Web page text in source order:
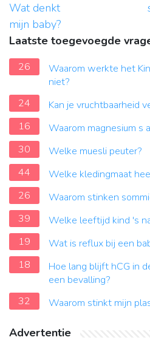
Wat denkt
mijn baby?
Laatste toegevoegde
26
Waarom werkte het
niet?
24
Kan je vruchtbaarheid
16
Waarom magnesium s
30
Welke muesli peuter?
44
Welke kledingmaat
26
Waarom stinken
39
Welke leeftijd kind 's
19
Wat is reflux bij een
18
Hoe lang blijft hCG in
een bevalling?
32
Waarom stinkt mijn
Advertentie